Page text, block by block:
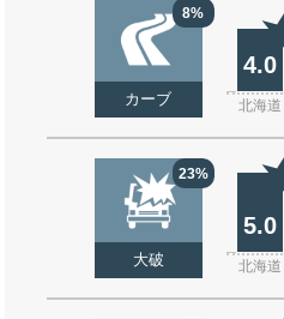
8%
カーブ
4.0
北海道
23%
大破
5.0
北海道